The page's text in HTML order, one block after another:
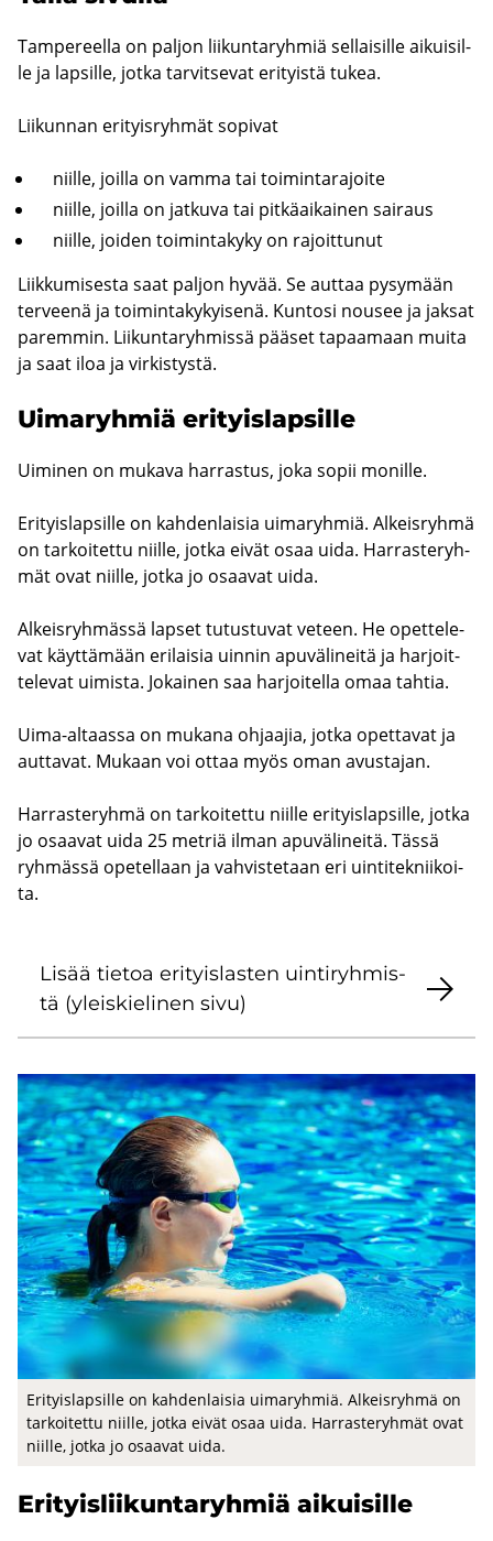
Tam­pe­reel­la on pal­jon lii­kun­ta­ryh­miä sel­lai­sil­le ai­kui­sil­
le ja lap­sil­le, jotka tar­vit­se­vat eri­tyis­tä tukea.
Lii­kun­nan eri­tyis­ryh­mät so­pi­vat
niil­le, joil­la on vamma tai toi­min­ta­ra­joi­te
niil­le, joil­la on jat­ku­va tai pit­kä­ai­kai­nen sai­raus
niil­le, joi­den toi­min­ta­ky­ky on ra­joit­tu­nut
Liik­ku­mi­ses­ta saat pal­jon hyvää. Se aut­taa py­sy­mään
ter­vee­nä ja toi­min­ta­ky­kyi­se­nä. Kun­to­si nousee ja jak­sat
pa­rem­min. Lii­kun­ta­ryh­mis­sä pää­set ta­paa­maan muita
ja saat iloa ja vir­kis­tys­tä.
Ui­ma­ryh­miä eri­tyis­lap­sil­le
Ui­mi­nen on mu­ka­va har­ras­tus, joka sopii mo­nil­le.
Eri­tyis­lap­sil­le on kah­den­lai­sia ui­ma­ryh­miä. Al­keis­ryh­mä
on tar­koi­tet­tu niil­le, jotka eivät osaa uida. Har­ras­te­ryh­
mät ovat niil­le, jotka jo osaa­vat uida.
Al­keis­ryh­mäs­sä lap­set tu­tus­tu­vat ve­teen. He opet­te­le­
vat käyt­tä­mään eri­lai­sia uin­nin apu­vä­li­nei­tä ja har­joit­
te­le­vat ui­mis­ta. Jo­kai­nen saa har­joi­tel­la omaa tah­tia.
Uima-​altaassa on mu­ka­na oh­jaa­jia, jotka opet­ta­vat ja
aut­ta­vat. Mu­kaan voi ottaa myös oman avus­ta­jan.
Har­ras­te­ryh­mä on tar­koi­tet­tu niil­le eri­tyis­lap­sil­le, jotka
jo osaa­vat uida 25 met­riä ilman apu­vä­li­nei­tä. Tässä
ryh­mäs­sä ope­tel­laan ja vah­vis­te­taan eri uin­ti­tek­nii­koi­
ta.
Lisää tie­toa eri­tyis­las­ten uin­ti­ryh­mis­
tä (yleis­kie­li­nen sivu)
Eri­tyis­lap­sil­le on kah­den­lai­sia ui­ma­ryh­miä. Al­keis­ryh­mä on
tar­koi­tet­tu niil­le, jotka eivät osaa uida. Har­ras­te­ryh­mät ovat
niil­le, jotka jo osaa­vat uida.
Eri­tyis­lii­kun­ta­ryh­miä ai­kui­sil­le